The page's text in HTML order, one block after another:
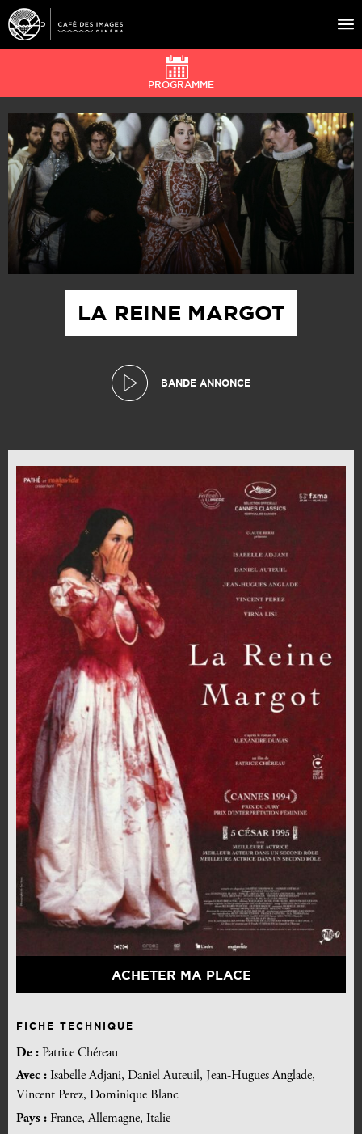
À L’AFFICHE
ÉVÉNEMENTS
CAFÉ DU CINÉ
PRATIQUE
ÉDUCATION AUX IMAGES
LA REINE MARGOT
BANDE ANNONCE
ACHETER MA PLACE
FICHE TECHNIQUE
De : Patrice Chéreau
Avec : Isabelle Adjani, Daniel Auteuil, Jean-Hugues Anglade,
Vincent Perez, Dominique Blanc
Pays : France, Allemagne, Italie
PROGRAMME